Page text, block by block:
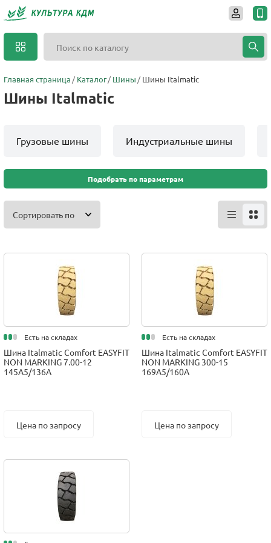
Главная страница Каталог Шины Шины Italmatic
Шины Italmatic
Грузовые шины Индустриальные шины
Подобрать по параметрам
Сортировать по
Есть на складах
Шина Italmatic Comfort EASYFIT
NON MARKING 7.00-12
145A5/136A
Цена по запросу
Есть на складах
Шина Italmatic Comfort EASYFIT
NON MARKING 300-15
169A5/160A
Цена по запросу